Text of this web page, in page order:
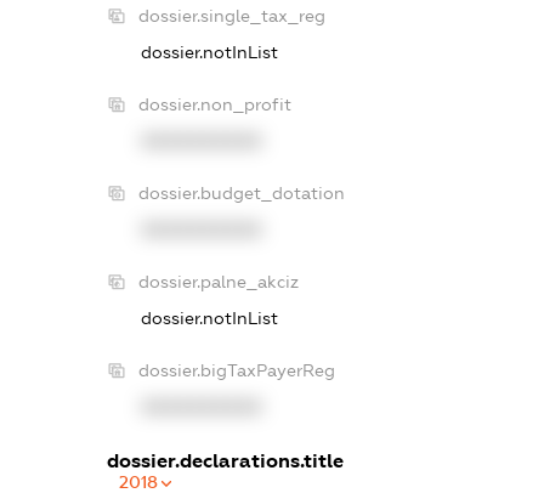
dossier.single_tax_reg
dossier.notInList
dossier.non_profit
dossier.budget_dotation
dossier.palne_akciz
dossier.notInList
dossier.bigTaxPayerReg
dossier.declarations.title
2018